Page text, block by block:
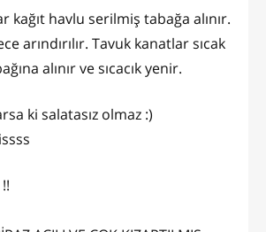
kağıt havlu serilmiş tabağa alınır.
arındırılır. Tavuk kanatlar sıcak
alınır ve sıcacık yenir.
ki salatasız olmaz :)